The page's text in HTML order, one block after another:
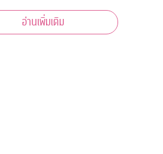
อาชีวอนามัย และสภาพ
นการทำงาน จุฬาลงกรณ์
ลัย และภาคีเครือข่าย จัดงาน
อ่านเพิ่มเติม